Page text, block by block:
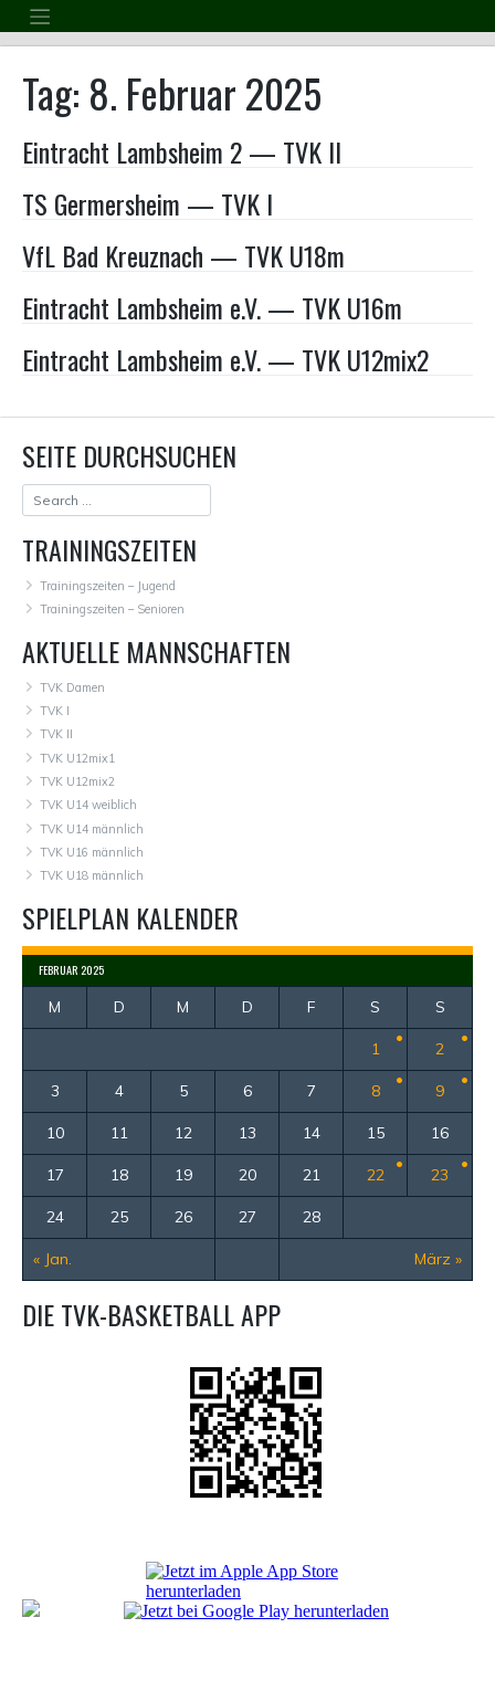
to
content
Tag: 8. Februar 2025
Eintracht Lambsheim 2 — TVK II
TS Germersheim — TVK I
VfL Bad Kreuznach — TVK U18m
Eintracht Lambsheim e.V. — TVK U16m
Eintracht Lambsheim e.V. — TVK U12mix2
SEITE DURCHSUCHEN
TRAININGSZEITEN
Trainingszeiten – Jugend
Trainingszeiten – Senioren
AKTUELLE MANNSCHAFTEN
TVK Damen
TVK I
TVK II
TVK U12mix1
TVK U12mix2
TVK U14 weiblich
TVK U14 männlich
TVK U16 männlich
TVK U18 männlich
SPIELPLAN KALENDER
FEBRUAR 2025
M D M D F S S
« Jan. März »
1 2
3 4 5 6 7 8 9
10 11 12 13 14 15 16
17 18 19 20 21 22 23
24 25 26 27 28
DIE TVK-BASKETBALL APP